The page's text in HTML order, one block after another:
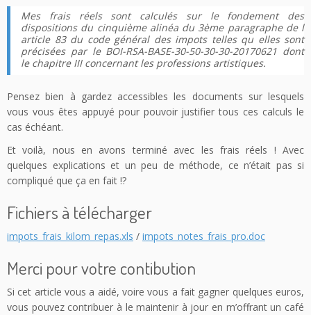
Mes frais réels sont calculés sur le fondement des
dispositions du cinquième alinéa du 3ème paragraphe de l
article 83 du code général des impots telles qu elles sont
précisées par le BOI-RSA-BASE-30-50-30-30-20170621 dont
le chapitre III concernant les professions artistiques.
Pensez bien à gardez accessibles les documents sur lesquels
vous vous êtes appuyé pour pouvoir justifier tous ces calculs le
cas échéant.
Et voilà, nous en avons terminé avec les frais réels ! Avec
quelques explications et un peu de méthode, ce n’était pas si
compliqué que ça en fait !?
Fichiers à télécharger
impots_frais_kilom_repas.xls / impots_notes_frais_pro.doc
Merci pour votre contibution
Si cet article vous a aidé, voire vous a fait gagner quelques euros,
vous pouvez contribuer à le maintenir à jour en m’offrant un café